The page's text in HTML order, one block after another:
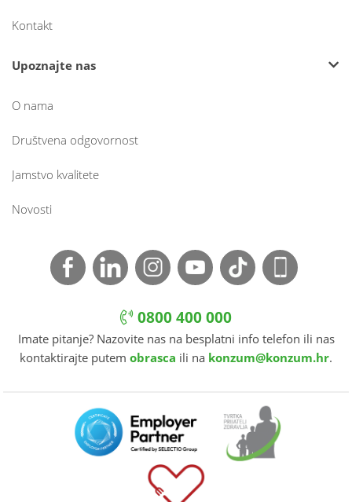
Kontakt
Upoznajte nas
O nama
Društvena odgovornost
Jamstvo kvalitete
Novosti
0800 400 000
Imate pitanje? Nazovite nas na besplatni info telefon ili nas
kontaktirajte putem obrasca ili na konzum@konzum.hr.